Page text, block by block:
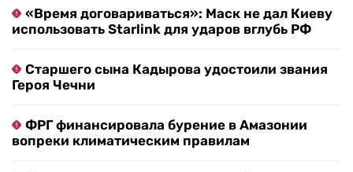
«Время договариваться»: Маск не дал Киеву
использовать Starlink для ударов вглубь РФ
Старшего сына Кадырова удостоили звания
Героя Чечни
ФРГ финансировала бурение в Амазонии
вопреки климатическим правилам